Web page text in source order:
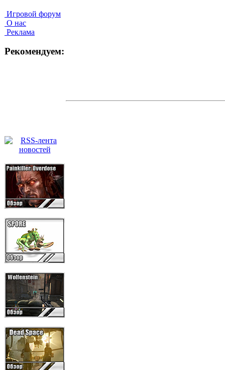
Игровой форум
О нас
Реклама
Рекомендуем: